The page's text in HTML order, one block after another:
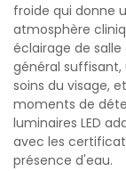
froide qui donne
atmosphère
éclairage de
général suffisant,
soins du visage,
moments de
luminaires LED
avec les
présence d'eau.